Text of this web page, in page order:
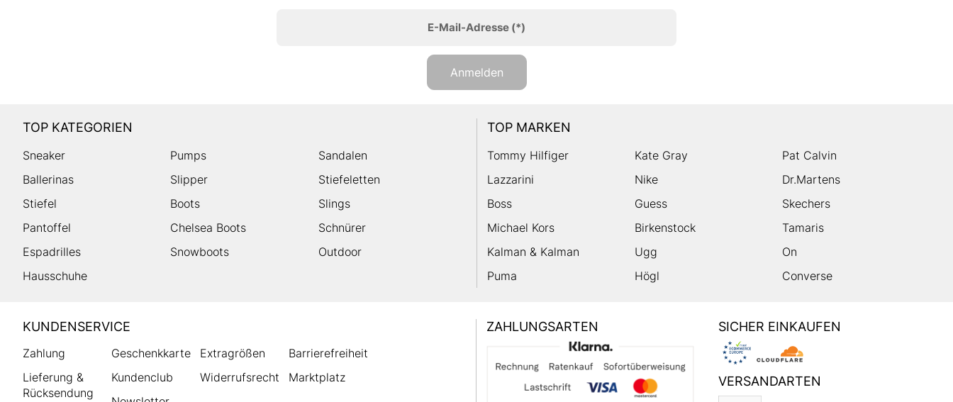
E-Mail-Adresse(*)
Anmelden
TOP KATEGORIEN
Sneaker Pumps
Sandalen
Ballerinas
Slipper
Stiefeletten
Stiefel
Boots
Slings
Pantoffel
Chelsea Boots
Schnürer
Espadrilles
Snowboots
Outdoor
Hausschuhe
TOP MARKEN
Tommy Hilfiger Kate Gray
Pat Calvin
Lazzarini
Nike
Dr.Martens
Boss
Guess
Skechers
Michael Kors
Birkenstock
Tamaris
Kalman & Kalman
Ugg
On
Puma
Högl Converse
HUMANIC
Footer
KUNDENSERVICE
Zahlung
Lieferung &
Rücksendung
Geschenkkarte
Kundenclub
Extragrößen
Widerrufsrecht
Barrierefreiheit
Marktplatz
ZAHLUNGSARTEN SICHER EINKAUFEN
VERSANDARTEN